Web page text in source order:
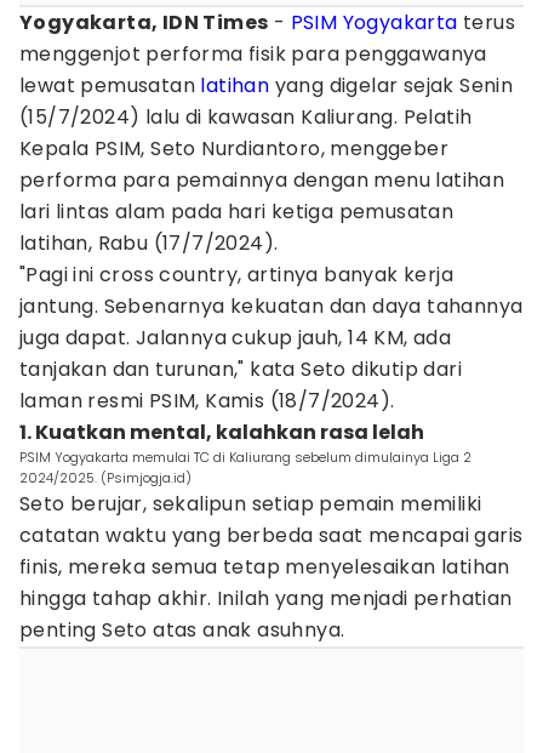
Yogyakarta, IDN Times - PSIM Yogyakarta terus
menggenjot performa fisik para penggawanya
lewat pemusatan latihan yang digelar sejak Senin
(15/7/2024) lalu di kawasan Kaliurang. Pelatih
Kepala PSIM, Seto Nurdiantoro, menggeber
performa para pemainnya dengan menu latihan
lari lintas alam pada hari ketiga pemusatan
latihan, Rabu (17/7/2024).
"Pagi ini cross country, artinya banyak kerja
jantung. Sebenarnya kekuatan dan daya tahannya
juga dapat. Jalannya cukup jauh, 14 KM, ada
tanjakan dan turunan," kata Seto dikutip dari
laman resmi PSIM, Kamis (18/7/2024).
1. Kuatkan mental, kalahkan rasa lelah
PSIM Yogyakarta memulai TC di Kaliurang sebelum dimulainya Liga 2
2024/2025. (Psimjogja.id)
Seto berujar, sekalipun setiap pemain memiliki
catatan waktu yang berbeda saat mencapai garis
finis, mereka semua tetap menyelesaikan latihan
hingga tahap akhir. Inilah yang menjadi perhatian
penting Seto atas anak asuhnya.